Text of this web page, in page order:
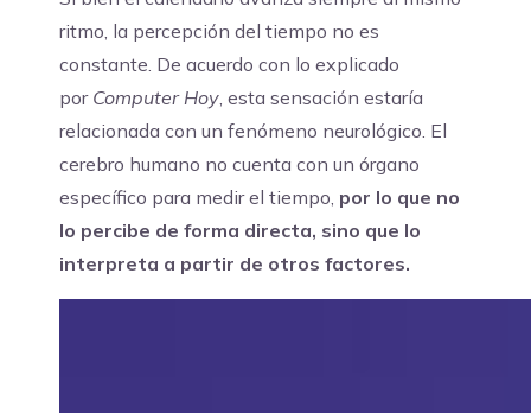
ritmo, la percepción del tiempo no es
constante. De acuerdo con lo explicado
por Computer Hoy, esta sensación estaría
relacionada con un fenómeno neurológico. El
cerebro humano no cuenta con un órgano
específico para medir el tiempo, por lo que no
lo percibe de forma directa, sino que lo
interpreta a partir de otros factores.